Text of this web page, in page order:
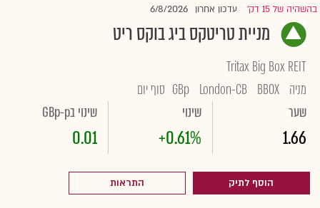
בהשהיה של 15 דק' |עדכון אחרון 6/8/2026
מניית טריטקס ביג בוקס ריט
Tritax Big Box REIT
מניה BBOX
London-CB
GBp סוף יום
שער
1.66
שינוי
+0.61%
שינוי בGBp-p
0.01
הוסף לתיק התראות